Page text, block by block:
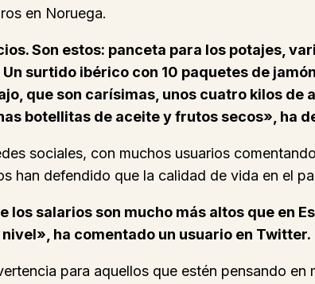
en Noruega.
Son estos: panceta para los potajes,
surtido ibérico con 10 paquetes de
que son carísimas, unos cuatro kilos de
botellitas de aceite y frutos secos», ha
sociales, con muchos usuarios
han defendido que la calidad de vida en el
salarios son mucho más altos que en
ha comentado un usuario en Twitter.
para aquellos que estén pensando